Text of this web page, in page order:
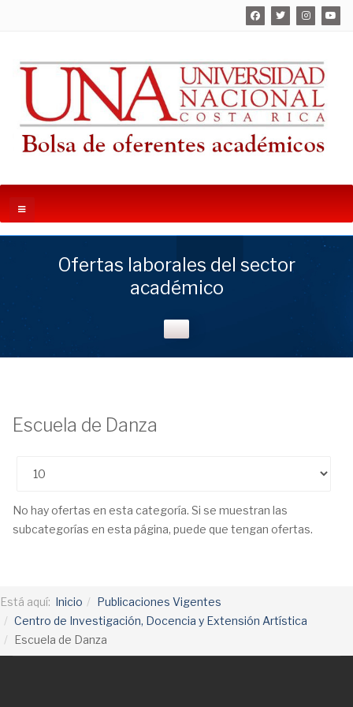
Ofertas laborales del sector
académico
Escuela de Danza
No hay ofertas en esta categoría. Si se muestran las
subcategorías en esta página, puede que tengan ofertas.
Está aquí: Inicio
Publicaciones Vigentes
Centro de Investigación, Docencia y Extensión Artística
Escuela de Danza